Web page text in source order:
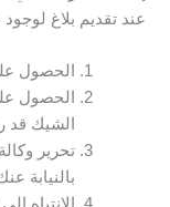
عند تقديم بلاغ
الحصول
الحصول
الشيك قد
تحرير
بالنيابة